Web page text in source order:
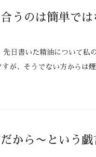
うのは簡単では
日書いた精油について私
が、そうでない方からは
から〜という戯